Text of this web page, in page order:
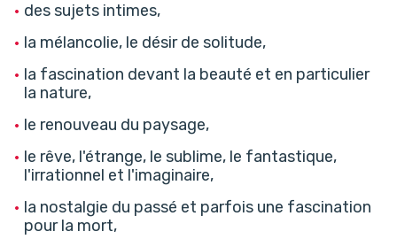
des sujets intimes,
la mélancolie, le désir de solitude,
la fascination devant la beauté et en particulier
la nature,
le renouveau du paysage,
le rêve, l'étrange, le sublime, le fantastique,
l'irrationnel et l'imaginaire,
la nostalgie du passé et parfois une fascination
pour la mort,